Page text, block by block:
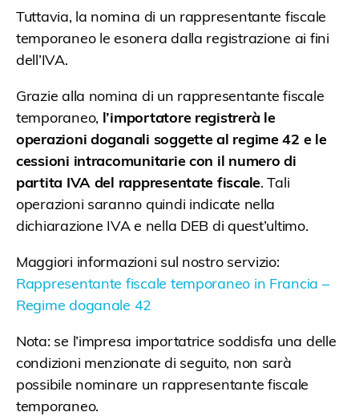
Tuttavia, la nomina di un rappresentante fiscale
temporaneo le esonera dalla registrazione ai fini
dell’IVA.
Grazie alla nomina di un rappresentante fiscale
temporaneo, l’importatore registrerà le
operazioni doganali soggette al regime 42 e le
cessioni intracomunitarie con il numero di
partita IVA del rappresentate fiscale. Tali
operazioni saranno quindi indicate nella
dichiarazione IVA e nella DEB di quest’ultimo.
Maggiori informazioni sul nostro servizio:
Rappresentante fiscale temporaneo in Francia –
Regime doganale 42
Nota: se l’impresa importatrice soddisfa una delle
condizioni menzionate di seguito, non sarà
possibile nominare un rappresentante fiscale
temporaneo.